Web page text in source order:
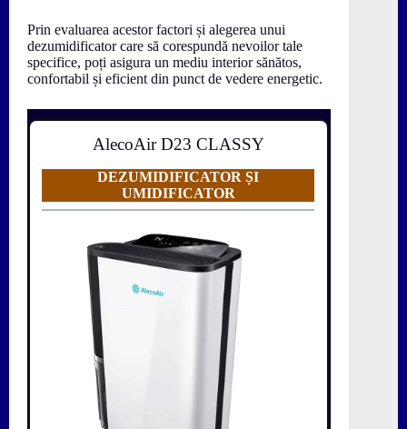
Prin evaluarea acestor factori și alegerea unui
dezumidificator care să corespundă nevoilor tale
specifice, poți asigura un mediu interior sănătos,
confortabil și eficient din punct de vedere energetic.
AlecoAir D23 CLASSY
DEZUMIDIFICATOR ȘI
UMIDIFICATOR